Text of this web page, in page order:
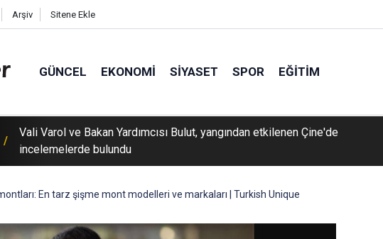
Arşiv Sitene Ekle
GÜNCEL EKONOMI SIYASET SPOR EĞITIM
Vali Varol ve Bakan Yardımcısı Bulut, yangından etkilenen Çine'de
incelemelerde bulundu
En tarz şişme mont modelleri ve markaları | Turkish Unique